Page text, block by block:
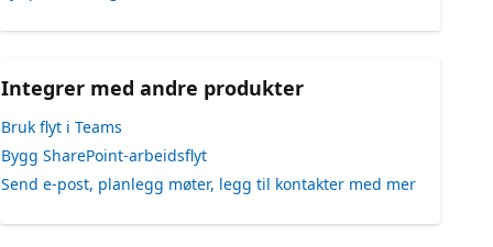
Integrer med andre produkter
Bruk flyt i Teams
Bygg SharePoint-arbeidsflyt
Send e-post, planlegg møter, legg til kontakter med mer